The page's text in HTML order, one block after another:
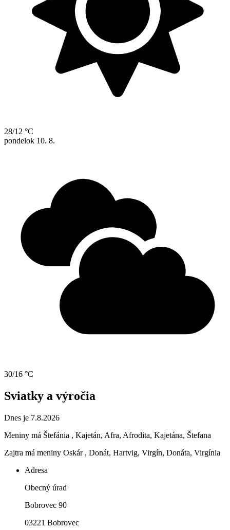
28/12 °C
pondelok 10. 8.
30/16 °C
Sviatky a výročia
Dnes je 7.8.2026
Meniny má Štefánia , Kajetán, Afra, Afrodita, Kajetána, Štefana
Zajtra má meniny Oskár , Donát, Hartvig, Virgín, Donáta, Virgínia
Adresa
Obecný úrad
Bobrovec 90
03221 Bobrovec